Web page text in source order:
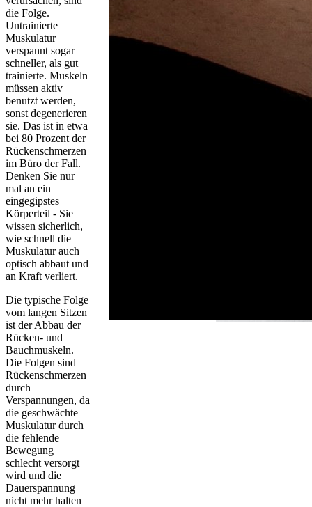
die Folge.
Untrainierte
Muskulatur
verspannt sogar
schneller, als gut
trainierte. Muskeln
müssen aktiv
benutzt werden,
sonst degenerieren
sie. Das ist in etwa
bei 80 Prozent der
Rückenschmerzen
im Büro der Fall.
Denken Sie nur
mal an ein
eingegipstes
Körperteil - Sie
wissen sicherlich,
wie schnell die
Muskulatur auch
optisch abbaut und
an Kraft verliert.
Die typische Folge
vom langen Sitzen
ist der Abbau der
Rücken- und
Bauchmuskeln.
Die Folgen sind
Rückenschmerzen
durch
Verspannungen, da
die geschwächte
Muskulatur durch
die fehlende
Bewegung
schlecht versorgt
wird und die
Dauerspannung
nicht mehr halten